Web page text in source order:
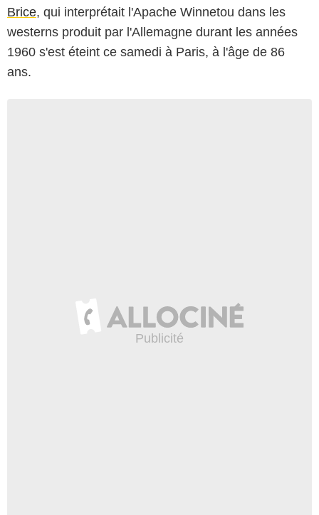
Brice, qui interprétait l'Apache Winnetou dans les
westerns produit par l'Allemagne durant les années
1960 s'est éteint ce samedi à Paris, à l'âge de 86
ans.